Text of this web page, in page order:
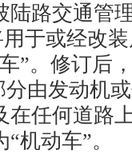
路交通管
于或经改
”。修订后
由发动机
在任何道路
机动车”。